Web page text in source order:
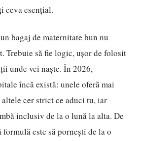
ceva esențial.
bagaj de maternitate bun nu
Trebuie să fie logic, ușor de folosit
unde vei naște. În 2026,
încă există: unele oferă mai
cer strict ce aduci tu, iar
inclusiv de la o lună la alta. De
formulă este să pornești de la o